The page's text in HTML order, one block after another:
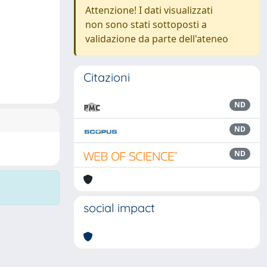
Attenzione! I dati visualizzati
non sono stati sottoposti a
validazione da parte dell'ateneo
Citazioni
ND
ND
ND
social impact